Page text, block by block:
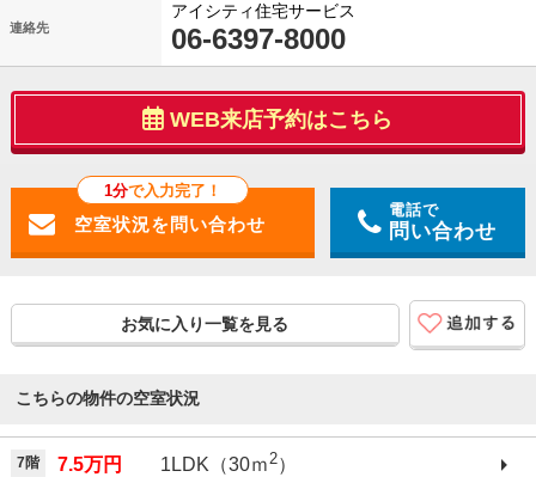
連絡先
アイシティ住宅サービス
06-6397-8000
WEB来店予約はこちら
1分で入力完了！
電話で
問い合わせ
お気に入り一覧を見る
こちらの物件の空室状況
7階 7.5万円 1LDK（30ｍ2）